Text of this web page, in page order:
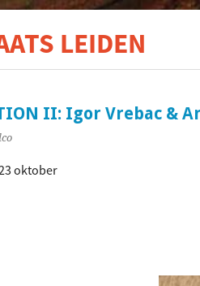
LEIDEN
II: Igor Vrebac &
oktober